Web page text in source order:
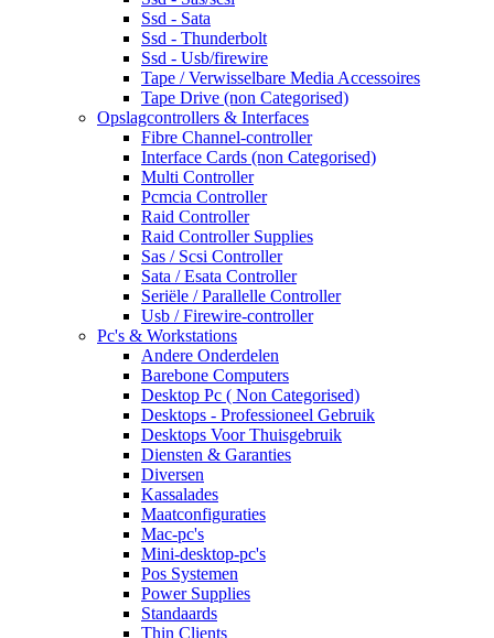
Ssd - Sata
Ssd - Thunderbolt
Ssd - Usb/firewire
Tape / Verwisselbare Media Accessoires
Tape Drive (non Categorised)
Opslagcontrollers & Interfaces
Fibre Channel-controller
Interface Cards (non Categorised)
Multi Controller
Pcmcia Controller
Raid Controller
Raid Controller Supplies
Sas / Scsi Controller
Sata / Esata Controller
Seriële / Parallelle Controller
Usb / Firewire-controller
Pc's & Workstations
Andere Onderdelen
Barebone Computers
Desktop Pc ( Non Categorised)
Desktops - Professioneel Gebruik
Desktops Voor Thuisgebruik
Diensten & Garanties
Diversen
Kassalades
Maatconfiguraties
Mac-pc's
Mini-desktop-pc's
Pos Systemen
Power Supplies
Standaards
Thin Clients